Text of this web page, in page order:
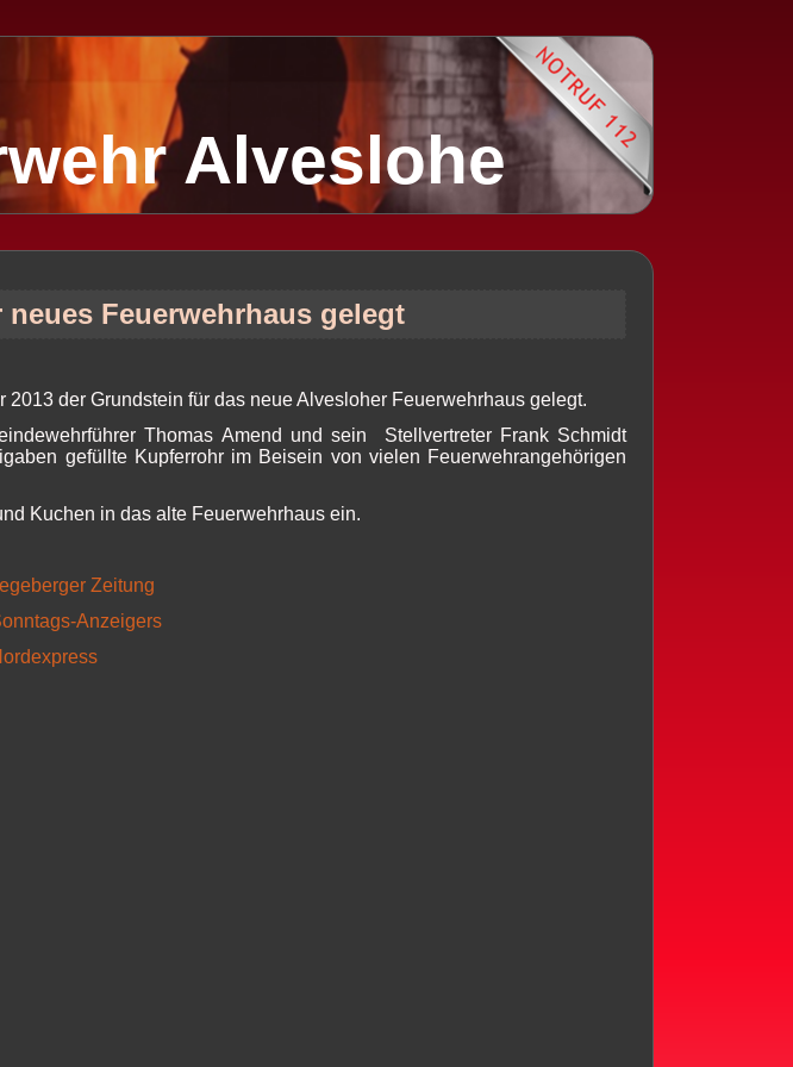
Alveslohe
Feuerwehrhaus gelegt
2013 der Grundstein für das neue Alvesloher Feuerwehrhaus gelegt.
Thomas Amend und sein Stellvertreter Frank Schmidt
gefüllte Kupferrohr im Beisein von vielen Feuerwehrangehörigen
Kuchen in das alte Feuerwehrhaus ein.
Zeitung
Anzeigers